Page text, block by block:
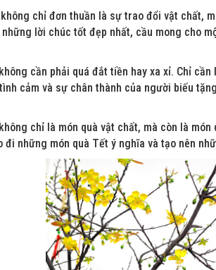
chỉ đơn thuần là sự trao đổi vật chất,
lời chúc tốt đẹp nhất, cầu mong cho
cần phải quá đắt tiền hay xa xỉ. Chỉ
cảm và sự chân thành của người biếu
chỉ là món quà vật chất, mà còn là
đi những món quà Tết ý nghĩa và tạo nên